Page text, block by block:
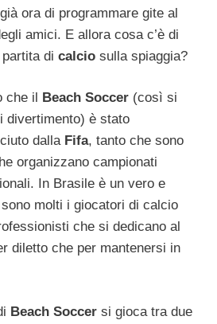
ora di programmare gite al
amici. E allora cosa c’è di
di calcio sulla spiaggia?
che il Beach Soccer (così si
divertimento) è stato
dalla Fifa, tanto che sono
organizzano campionati
In Brasile è un vero e
molti i giocatori di calcio
che si dedicano al
diletto che per mantenersi in
Beach Soccer si gioca tra due